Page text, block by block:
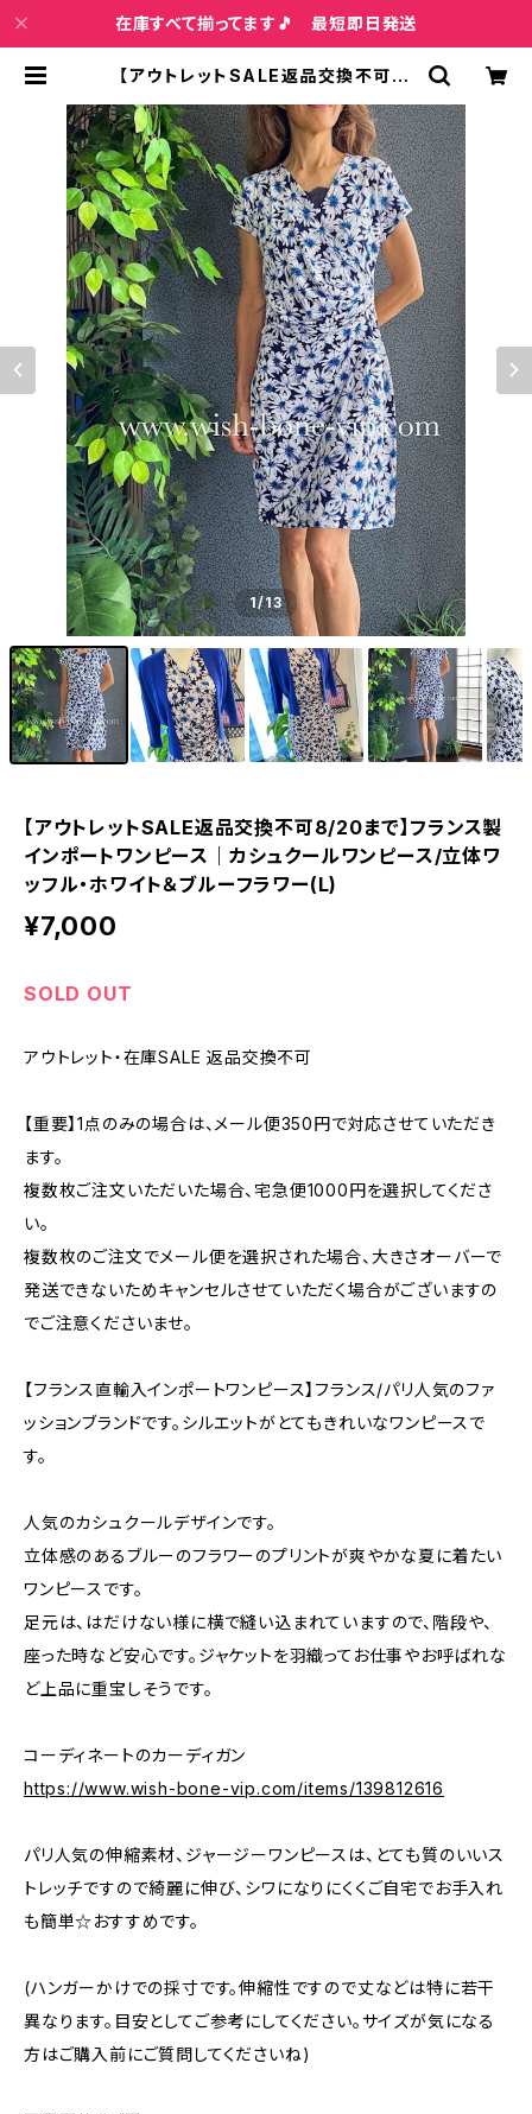
在庫すべて揃ってます🎵 最短即日発送
【アウトレットSALE返品交換不可8/
ース｜カシュクールワンピース/立体
ワッフル・ホワイト＆ブルーフラワー
(L) | インポートファッション＆ジュエ
リー Wish Bone VIP
1/13
【アウトレットSALE返品交換不可8/20まで】フランス製
インポートワンピース｜カシュクールワンピース/立体ワ
ッフル・ホワイト＆ブルーフラワー(L)
¥7,000
SOLD OUT
アウトレット・在庫SALE 返品交換不可
【重要】1点のみの場合は、メール便350円で対応させていただき
ます。
複数枚ご注文いただいた場合、宅急便1000円を選択してくださ
い。
複数枚のご注文でメール便を選択された場合、大きさオーバーで
発送できないためキャンセルさせていただく場合がございますの
でご注意くださいませ。
【フランス直輸入インポートワンピース】フランス/パリ人気のファ
ッションブランドです。シルエットがとてもきれいなワンピースで
す。
人気のカシュクールデザインです。
立体感のあるブルーのフラワーのプリントが爽やかな夏に着たい
ワンピースです。
足元は、はだけない様に横で縫い込まれていますので、階段や、
座った時など安心です。ジャケットを羽織ってお仕事やお呼ばれな
ど上品に重宝しそうです。
コーディネートのカーディガン
https://www.wish-bone-vip.com/items/139812616
パリ人気の伸縮素材、ジャージーワンピースは、とても質のいいス
トレッチですので綺麗に伸び、シワになりにくくご自宅でお手入れ
も簡単☆おすすめです。
(ハンガーかけでの採寸です。伸縮性ですので丈などは特に若干
異なります。目安としてご参考にしてください。サイズが気になる
方はご購入前にご質問してくださいね)